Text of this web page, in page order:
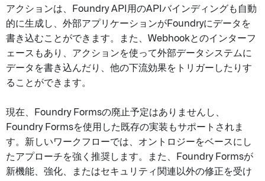
アクションは、Foundry API用のAPIバインディングも自動
的に生成し、外部アプリケーションがFoundryにデータを
書き込むことができます。また、Webhookとのインターフ
ェースもあり、アクションを使って外部データシステムに
データを書き込んだり、他の下流効果をトリガーしたりす
ることができます。
現在、Foundry Formsの廃止予定はありませんし、
Foundry Formsを使用した既存の実装もサポートされま
す。新しいワークフローでは、オントロジーをベースにし
たアプローチを強く推奨します。また、Foundry Formsが
新機能、強化、またはセキュリティ関連以外の修正を受け